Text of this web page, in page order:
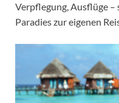
Verpflegung, Ausflüge –
Paradies zur eigenen